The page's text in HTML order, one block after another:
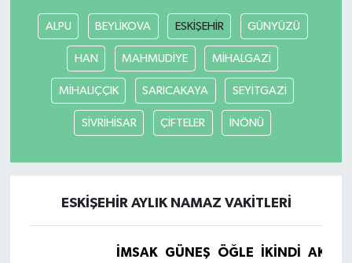
ALPU BEYLİKOVA ESKİŞEHİR GÜNYÜZÜ
HAN MAHMUDİYE MİHALGAZİ
MİHALIÇÇIK SARICAKAYA SEYİTGAZİ
SİVRİHİSAR ÇİFTELER İNÖNÜ
ESKİŞEHİR AYLIK NAMAZ VAKITLERI
İMSAK GÜNEŞ ÖĞLE İKINDI
AboneHaber Özel